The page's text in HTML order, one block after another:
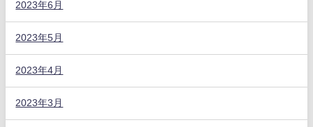
2023年6月
2023年5月
2023年4月
2023年3月